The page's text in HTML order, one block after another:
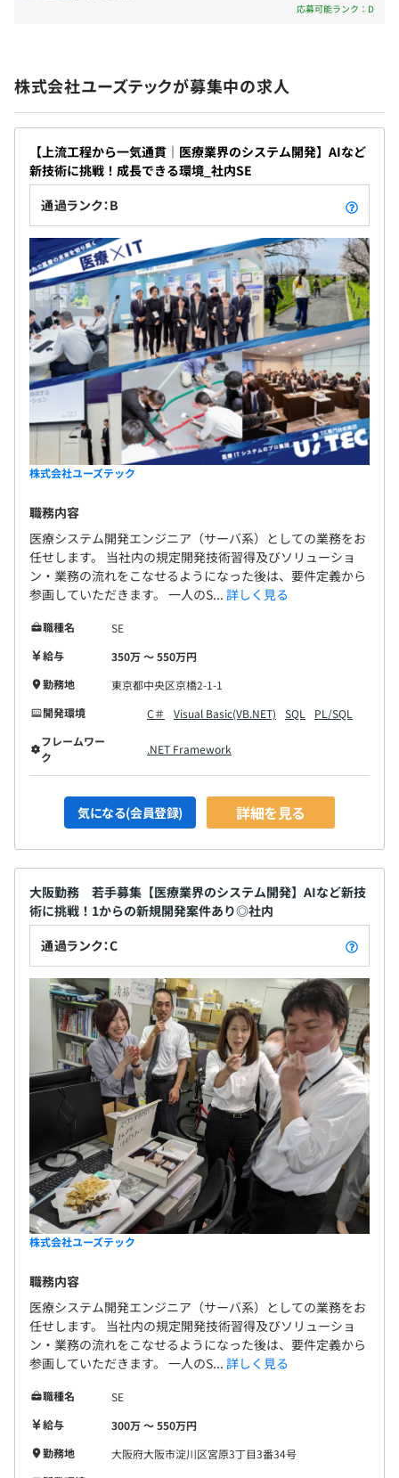
OS：Windows
言語：VB,C#（当社ソリューションのほとんどがVB,C#で
つくられています）
自己・他己評価・目標を設定しその達成度合い、売上貢
献、その他さまざまな角度から透明な評価をおこなってい
ます。
エンジニア22〜23名で構成されています。
平均1～4名で開発をおこなっております。
メインは主担当1名の開発です。
1プロジェクトの単位期間は、およそ1カ月です。
【主担当制について】
1人の社員が1プロジェクトの責任者として、お客様の問
い合わせから設計・開発、導入およびその後の保守まで一
貫して対応をする「主担当制」という制度を導入していま
ロワーとしてつくのでご安心ください。外注などもあなた
の判断で活用できるため、開発者としてのスキルだけでは
なく、ビジネススキル、マネジメントスキルなど複合的に
スキルを身に着けられる開発環境です。
※固定残扱いはなし
応募可能ランク：D
株式会社ユーズテックが募集中の求人
【上流工程から一気通貫｜医療業界のシステム開発】AIなど
新技術に挑戦！成長できる環境_社内SE
通過ランク：B
株式会社ユーズテック
職務内容
医療システム開発エンジニア（サーバ系）としての業務をお
任せします。 当社内の規定開発技術習得及びソリューショ
ン・業務の流れをこなせるようになった後は、要件定義から
参画していただきます。 一人のS... 詳しく見る
職種名
SE
給与
350万 〜 550万円
勤務地
東京都中央区京橋2-1-1
開発環境
C＃ Visual Basic(VB.NET) SQL
PL/SQL
フレームワー
ク
.NET Framework
気になる(会員登録) 詳細を見る
大阪勤務 若手募集【医療業界のシステム開発】AIなど新技
術に挑戦！1からの新規開発案件あり◎社内
通過ランク：C
株式会社ユーズテック
職務内容
医療システム開発エンジニア（サーバ系）としての業務をお
任せします。 当社内の規定開発技術習得及びソリューショ
ン・業務の流れをこなせるようになった後は、要件定義から
参画していただきます。 一人のS... 詳しく見る
職種名
SE
給与
300万 〜 550万円
勤務地
大阪府大阪市淀川区宮原3丁目3番34号